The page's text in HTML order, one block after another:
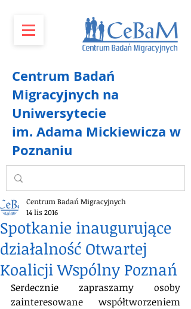
Centrum Badań
Migracyjnych na
Uniwersytecie
im. Adama Mickiewicza w
Poznaniu
Spotkanie inaugurujące
działalność Otwartej
Koalicji Wspólny Poznań
Centrum Badań Migracyjnych
14 lis 2016
Serdecznie zapraszamy osoby
zainteresowane współtworzeniem